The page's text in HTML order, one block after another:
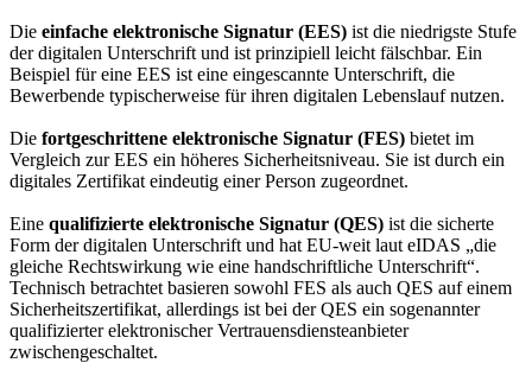
Die einfache elektronische Signatur (EES) ist die niedrigste Stufe
der digitalen Unterschrift und ist prinzipiell leicht fälschbar. Ein
Beispiel für eine EES ist eine eingescannte Unterschrift, die
Bewerbende typischerweise für ihren digitalen Lebenslauf nutzen.
Die fortgeschrittene elektronische Signatur (FES) bietet im
Vergleich zur EES ein höheres Sicherheitsniveau. Sie ist durch ein
digitales Zertifikat eindeutig einer Person zugeordnet.
Eine qualifizierte elektronische Signatur (QES) ist die sicherte
Form der digitalen Unterschrift und hat EU-weit laut eIDAS „die
gleiche Rechtswirkung wie eine handschriftliche Unterschrift“.
Technisch betrachtet basieren sowohl FES als auch QES auf einem
Sicherheitszertifikat, allerdings ist bei der QES ein sogenannter
qualifizierter elektronischer Vertrauensdiensteanbieter
zwischengeschaltet.